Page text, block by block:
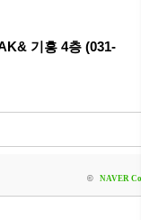
기흥 4층 (031-
© NAVER